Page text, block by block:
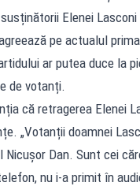
Elenei
pe actualul
ar putea duce la
de votanți.
că retragerea Elenei
„Votanții doamnei
Nicușor Dan. Sunt cei
nu i-a primit în